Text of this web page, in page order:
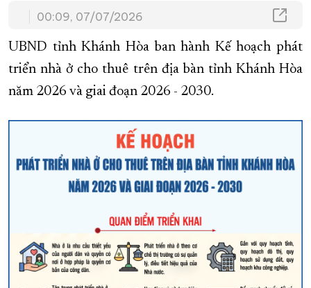
XÂY DỰNG NÔNG THÔN MỚI
TÀU - XE - MÁY BAY
KỶ NIỆM 370 NĂM XÂY DỰNG VÀ PHÁT TRIỂN TỈNH KHÁNH HÒA
KHOẢNH KHẮC ĐẸP XỨ TRẦM
TRANG CHỦ VỀ BÁO KHÁNH HÒA
00:09, 07/07/2026
UBND tỉnh Khánh Hòa ban hành Kế hoạch phát
triển nhà ở cho thuê trên địa bàn tỉnh Khánh Hòa
năm 2026 và giai đoạn 2026 - 2030.